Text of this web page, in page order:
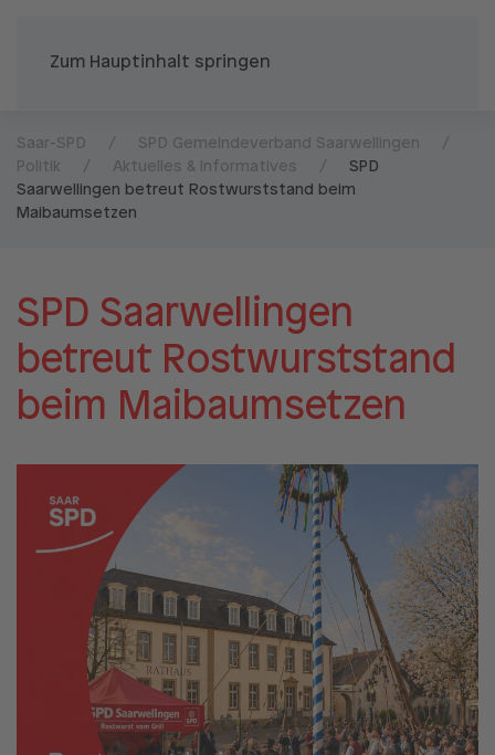
Zum Hauptinhalt springen
Saar-SPD
SPD Gemeindeverband Saarwellingen
Politik
Aktuelles & Informatives
SPD
Saarwellingen betreut Rostwurststand beim
Maibaumsetzen
SPD Saarwellingen
betreut Rostwurststand
beim Maibaumsetzen